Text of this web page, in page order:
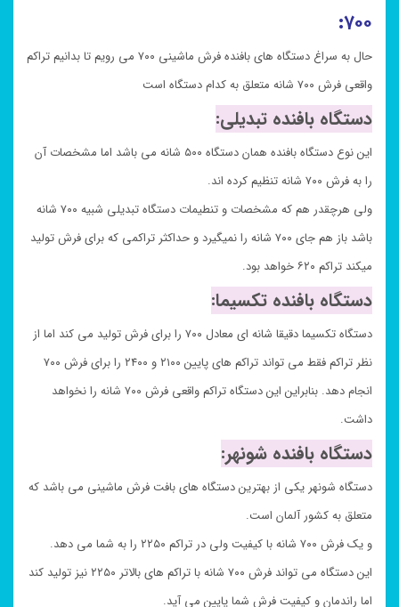
۷۰۰:
حال به سراغ دستگاه های بافنده فرش ماشینی ۷۰۰ می رویم تا بدانیم تراکم
واقعی فرش ۷۰۰ شانه متعلق به کدام دستگاه است
دستگاه بافنده تبدیلی:
این نوع دستگاه بافنده همان دستگاه ۵۰۰ شانه می باشد اما مشخصات آن
را به فرش ۷۰۰ شانه تنظیم کرده اند.
ولی هرچقدر هم که مشخصات و تنطیمات دستگاه تبدیلی شبیه ۷۰۰ شانه
باشد باز هم جای ۷۰۰ شانه را نمیگیرد و حداکثر تراکمی که برای فرش تولید
میکند تراکم ۶۲۰ خواهد بود.
دستگاه بافنده تکسیما:
دستگاه تکسیما دقیقا شانه ای معادل ۷۰۰ را برای فرش تولید می کند اما از
نظر تراکم فقط می تواند تراکم های پایین ۲۱۰۰ و ۲۴۰۰ را برای فرش ۷۰۰
انجام دهد. بنابراین این دستگاه تراکم واقعی فرش ۷۰۰ شانه را نخواهد
داشت.
دستگاه بافنده شونهر:
دستگاه شونهر یکی از بهترین دستگاه های بافت فرش ماشینی می باشد که
متعلق به کشور آلمان است.
و یک فرش ۷۰۰ شانه با کیفیت ولی در تراکم ۲۲۵۰ را به شما می دهد.
این دستگاه می تواند فرش ۷۰۰ شانه با تراکم های بالاتر ۲۲۵۰ نیز تولید کند
اما راندمان و کیفیت فرش شما پایین می آید.